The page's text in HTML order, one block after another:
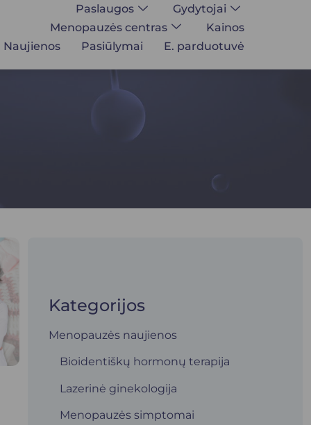
Paslaugos
Gydytojai
Menopauzės centras
Kainos
Naujienos
Pasiūlymai E. parduotuvė
Kategorijos
Menopauzės naujienos
Bioidentiškų hormonų terapija
Lazerinė ginekologija
Menopauzės simptomai